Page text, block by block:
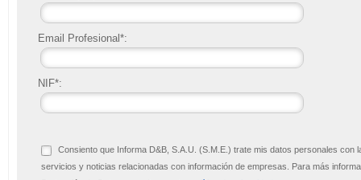
Email Profesional*:
NIF*:
Consiento que Informa D&B, S.A.U. (S.M.E.) trate mis datos personales
servicios y noticias relacionadas con información de empresas. Para más